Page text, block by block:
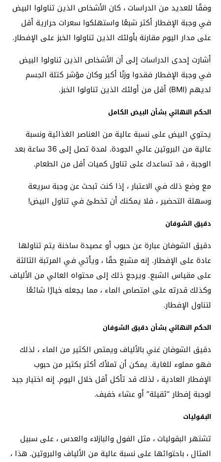
وفقًا للعديد من الدراسات ، كان الأشخاص الذين تناولوا البيض
في وجبة الإفطار أكثر شبعًا واستهلكوا سعرات حرارية أقل
على مدار اليوم مقارنة بأولئك الذين تناولوا الخبز على الإفطار.
أشارت إحدى الدراسات إلى أن الأشخاص الذين تناولوا البيض
في وجبة الإفطار فقدوا وزنًا أكبر وكان مؤشر كتلة الجسم
لديهم (BMI) أقل من أولئك الذين تناولوا الخبز.
الحكم النهائي بشأن البيض الكامل
يحتوي البيض على نسبة عالية من العناصر الغذائية ونسبة
عالية من البروتين عالي الجودة. لمدة تصل إلى 36 ساعة بعد
الوجبة ، قد تساعدك على تناول كميات أقل من الطعام.
مع وضع ذلك في الاعتبار ، إذا كنت تبحث عن وجبة سريعة
وسهلة التحضير ، فلا يمكنك أن تخطئ في تناول البيض!
دقيق الشوفان
دقيق الشوفان عبارة عن حبوب أو عصيدة ساخنة يتم تناولها
عادة على الإفطار. إنه مشبع حقًا ، ويأتي في المرتبة الثالثة
على مقياس الشبع. ويرجع ذلك إلى محتواه العالي من الألياف
وكذلك قدرته على امتصاص الماء ، مما يجعله خيارًا شائعًا
لتناول الإفطار.
الحكم النهائي بشأن دقيق الشوفان
دقيق الشوفان غني بالألياف ويمتص الكثير من الماء ، لذلك
فهو مملوء للغاية. يمكن أن تملأك أكثر بكثير من حبوب
الإفطار العادية ، لذلك قد تأكل أقل خلال اليوم. إنه اختيار جيد
لوجبة إفطار “ثقيلة” أو عشاء خفيف.
البقوليات
تشتهر البقوليات ، مثل الفول والبازلاء والعدس ، على سبيل
المثال ، باحتوائها على نسبة عالية من الألياف والبروتين. هذا ،